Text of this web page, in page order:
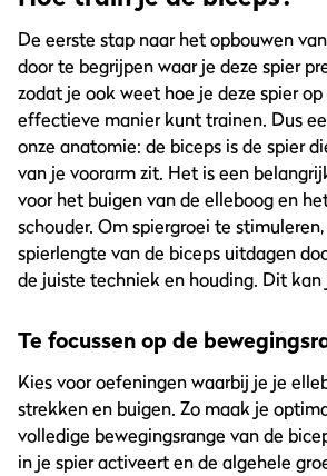
De eerste stap naar het opbouwen
door te begrijpen waar je deze spier
zodat je ook weet hoe je deze spier
effectieve manier kunt trainen. Dus
onze anatomie: de biceps is de spier
van je voorarm zit. Het is een
voor het buigen van de elleboog en
schouder. Om spiergroei te
spierlengte van de biceps uitdagen
de juiste techniek en houding. Dit kan
Te focussen op de
Kies voor oefeningen waarbij je je
strekken en buigen. Zo maak je
volledige bewegingsrange van de
in je spier activeert en de algehele